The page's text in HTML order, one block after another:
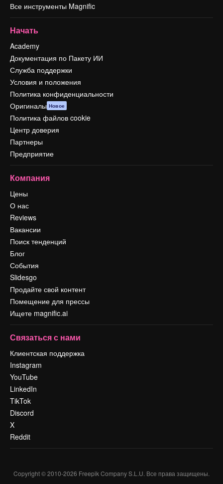
Все инструменты Magnific
Начать
Academy
Документация по Пакету ИИ
Служба поддержки
Условия и положения
Политика конфиденциальности
Оригиналы Новое
Политика файлов cookie
Центр доверия
Партнеры
Предприятие
Компания
Цены
О нас
Reviews
Вакансии
Поиск тенденций
Блог
События
Slidesgo
Продайте свой контент
Помещение для прессы
Ищете magnific.ai
Связаться с нами
Клиентская поддержка
Instagram
YouTube
LinkedIn
TikTok
Discord
X
Reddit
Copyright © 2010-2026 Freepik Company S.L.U. Все права защищены.